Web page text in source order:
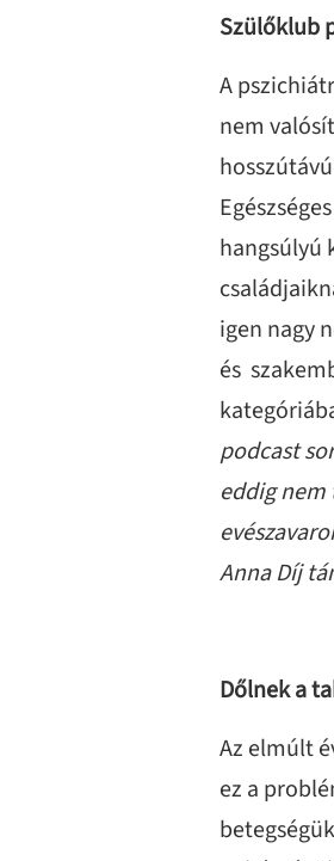
Szülőklub
A
nem
hangsúlyú
igen nagy
és
podcast
eddig
Anna Díj
Dőlnek a
Az elmúlt
ez a